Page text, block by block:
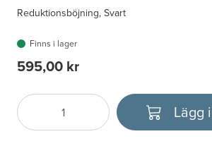
Reduktionsböjning, Svart
Finns i lager
595,00 kr
Antal
Välj enhet Lägg